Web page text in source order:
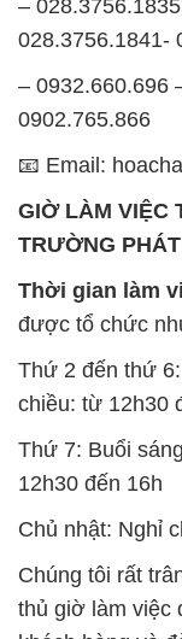
📧 Email:
TRƯỜNG PHÁT
được tổ chức
Thứ 2 đến thứ
chiều: từ 12h30
Thứ 7: Buổi
12h30 đến 16h
Chủ nhật: Nghỉ
thủ giờ làm việc
khách hàng và
nhất của nhân
BẢN ĐỒ MAP
TRƯỜNG PHÁT